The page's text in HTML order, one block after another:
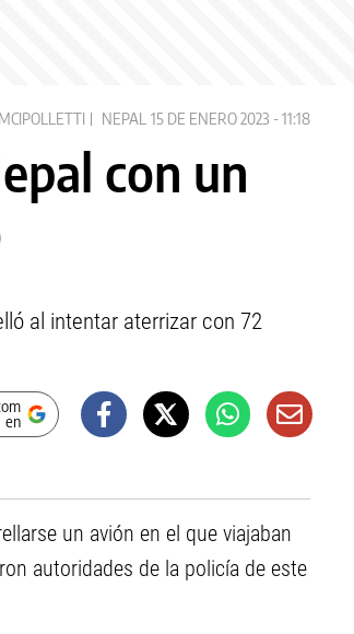
NEPAL 15 DE ENERO 2023 - 11:18
con un
al intentar aterrizar con 72
en
un avión en el que viajaban
autoridades de la policía de este